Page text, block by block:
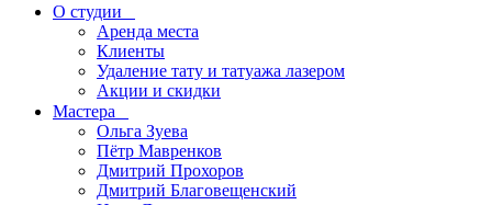
О студии
Аренда места
Клиенты
Удаление тату и татуажа лазером
Акции и скидки
Мастера
Ольга Зуева
Пётр Мавренков
Дмитрий Прохоров
Дмитрий Благовещенский